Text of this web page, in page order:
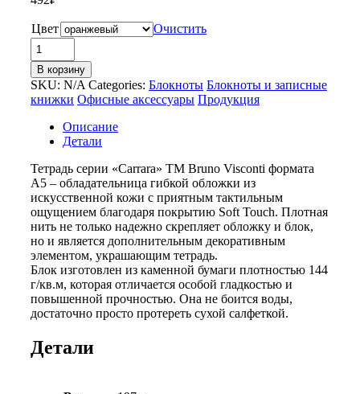
Цвет
Очистить
Количество
товара
Тетрадь
с
каменной
«Carrara»
В корзину
SKU: N/A Categories: Блокноты Блокноты и записные
книжки Офисные аксессуары Продукция
Описание
Детали
Тетрадь серии «Carrara» ТМ Bruno Visconti формата
А5 – обладательница гибкой обложки из
искусственной кожи с приятным тактильным
ощущением благодаря покрытию Soft Touch. Плотная
нить не только надежно скрепляет обложку и блок,
но и является дополнительным декоративным
элементом, украшающим тетрадь.
Блок изготовлен из каменной бумаги плотностью 144
г/кв.м, которая отличается особой гладкостью и
повышенной прочностью. Она не боится воды,
достаточно просто протереть сухой салфеткой.
Детали